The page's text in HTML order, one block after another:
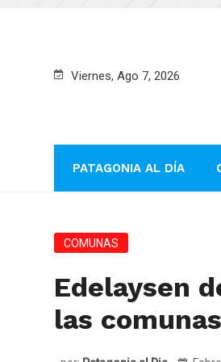
Viernes, Ago 7, 2026
PATAGONIA AL DÍA
COMUNAS
Edelaysen
las